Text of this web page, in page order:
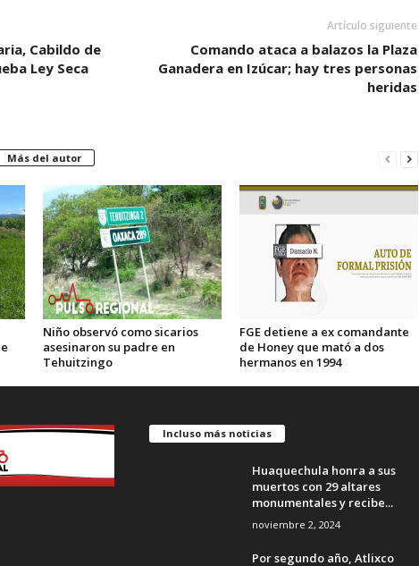
Cabildo de
Ley Seca
Artículo siguiente
Comando ataca a balazos la Plaza
Ganadera en Izúcar; hay tres personas
heridas
Más del autor
Niño observó como sicarios
asesinaron su padre en
Tehuitzingo
FGE detiene a ex comandante
de Honey que mató a dos
hermanos en 1994
Incluso más noticias
Huaquechula honra a sus
muertos con 29 altares
monumentales y recibe...
noviembre 2, 2024
Por segundo año, Atlixco